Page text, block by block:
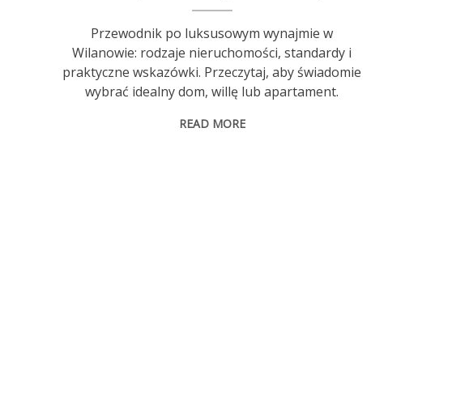
Przewodnik po luksusowym wynajmie w
Wilanowie: rodzaje nieruchomości, standardy i
praktyczne wskazówki. Przeczytaj, aby świadomie
wybrać idealny dom, willę lub apartament.
READ MORE